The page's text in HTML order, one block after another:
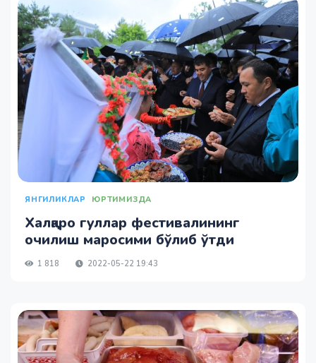
ЯНГИЛИКЛАР ЮРТИМИЗДА
Халқаро гуллар фестивалининг
очилиш маросими бўлиб ўтди
1 818 2022-05-22 19:43